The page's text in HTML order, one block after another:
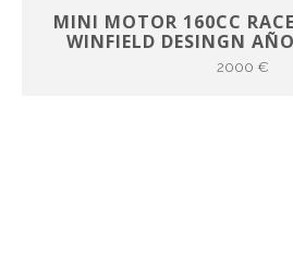
MINI MOTOR 160CC
WINFIELD DESINGN
2000 €